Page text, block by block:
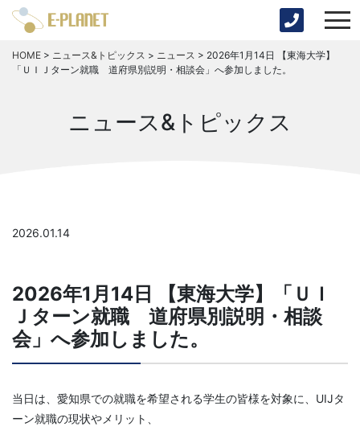
HOME > ニュース&トピックス > ニュース > 2026年1月14日 【東海大学】
「ＵＩＪターン就職 道府県別説明・相談会」へ参加しました。
ニュース&トピックス
2026.01.14
2026年1月14日 【東海大学】「ＵＩ
Ｊターン就職 道府県別説明・相談
会」へ参加しました。
当日は、愛知県での就職を希望される学生の皆様を対象に、UIJタ
ーン就職の現状やメリット、